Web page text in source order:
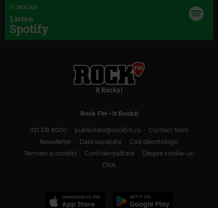
Magic Classic Music
IT ROCKS!
Listen
Spotify
Rock FM– It Rocks!
021 318 8000 publicitate@rockfm.ro
Contact form
Newsletter
Date societate
Cod deontologic
Termeni și condiții
Confidențialitate
Despre cookie-uri
CNA